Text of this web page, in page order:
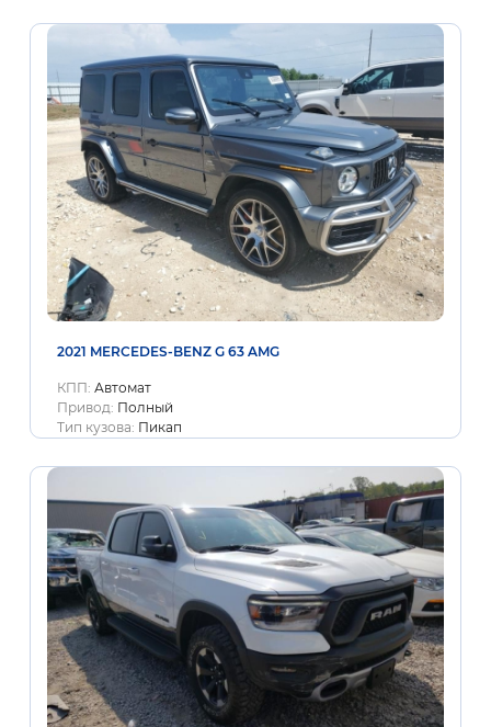
2021 MERCEDES-BENZ G 63 AMG
КПП: Автомат
Привод: Полный
Тип кузова: Пикап